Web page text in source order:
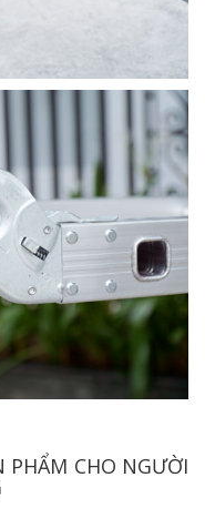
PHẨM CHO NGƯỜI